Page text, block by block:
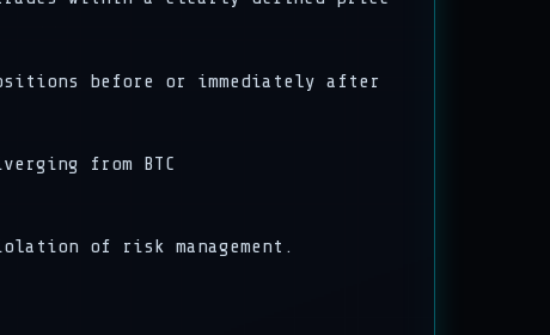
before or immediately after
from BTC
of risk management.